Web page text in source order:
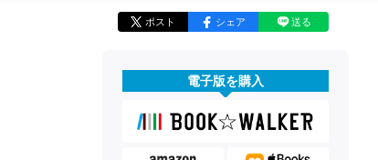
ポスト シェア 送る
電子版を購入